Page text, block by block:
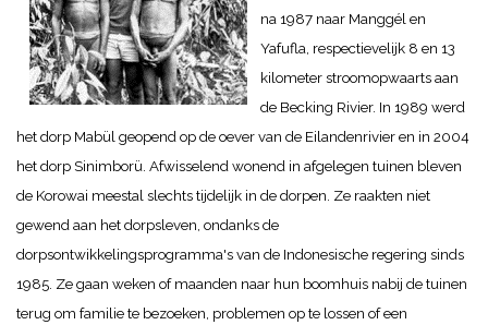
na 1987 naar Manggél en
Yafufla, respectievelijk 8 en 13
kilometer stroomopwaarts aan
de Becking Rivier. In 1989 werd
het dorp Mabül geopend op de oever van de Eilandenrivier en in 2004
het dorp Sinimborü. Afwisselend wonend in afgelegen tuinen bleven
de Korowai meestal slechts tijdelijk in de dorpen. Ze raakten niet
gewend aan het dorpsleven, ondanks de
dorpsontwikkelingsprogramma's van de Indonesische regering sinds
1985. Ze gaan weken of maanden naar hun boomhuis nabij de tuinen
terug om familie te bezoeken, problemen op te lossen of een